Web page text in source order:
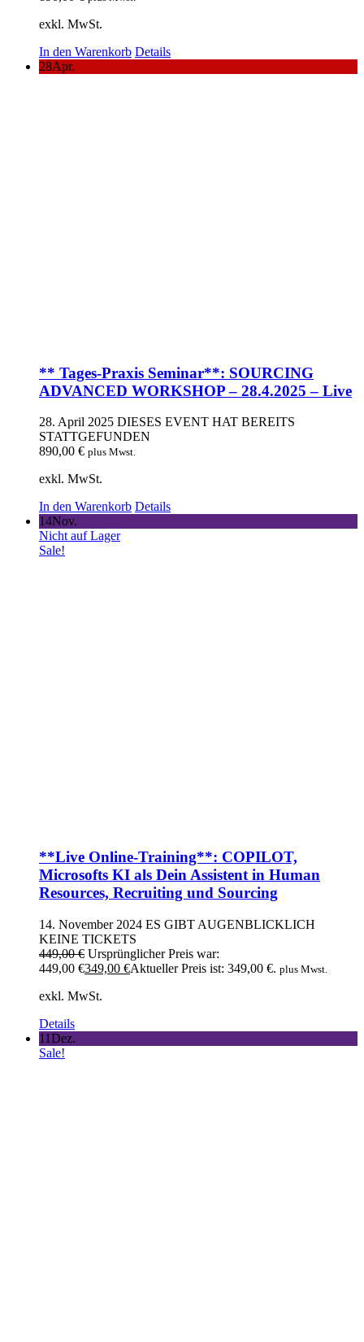
exkl. MwSt.
In den Warenkorb Details
28Apr.
** Tages-Praxis Seminar**: SOURCING
ADVANCED WORKSHOP – 28.4.2025 – Live
28. April 2025 DIESES EVENT HAT BEREITS
STATTGEFUNDEN
890,00 € plus Mwst.
exkl. MwSt.
In den Warenkorb Details
14Nov.
Nicht auf Lager
Sale!
**Live Online-Training**: COPILOT,
Microsofts KI als Dein Assistent in Human
Resources, Recruiting und Sourcing
14. November 2024 ES GIBT AUGENBLICKLICH
KEINE TICKETS
449,00€ Ursprünglicher Preis war:
449,00 €349,00 €Aktueller Preis ist: 349,00 €. plus Mwst.
exkl. MwSt.
Details
11Dez.
Sale!